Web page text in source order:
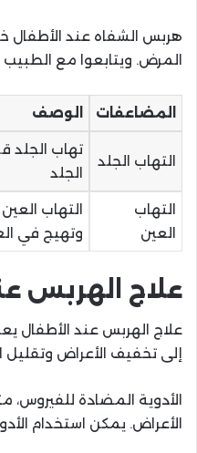
هربس الشفاه عند الأطفال
المرض. ويتابعوا مع الطبيب
المضاعفات الوصف
التهاب الجلد
تهاب الجلد
الجلد
التهاب
العين
التهاب
وتهيج في
علاج الهربس
علاج الهربس عند الأطفال
إلى تخفيف الأعراض
الأعراض. يمكن استخدام